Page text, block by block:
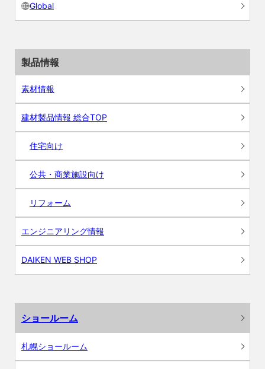
Global
製品情報
素材情報
建材製品情報 総合TOP
住宅向け
公共・商業施設向け
リフォーム
エンジニアリング情報
DAIKEN WEB SHOP
ショールーム
札幌ショールーム